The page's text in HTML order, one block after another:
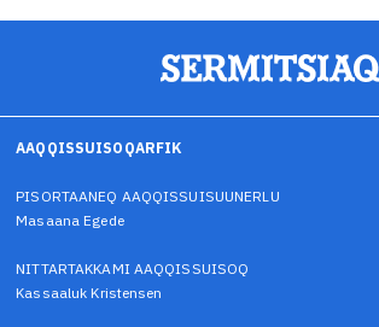
AAQQISSUISOQARFIK
PISORTAANEQ AAQQISSUISUUNERLU
Masaana Egede
NITTARTAKKAMI AAQQISSUISOQ
Kassaaluk Kristensen